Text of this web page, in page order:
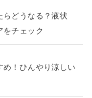
らどうなる？液状
をチェック
め！ひんやり涼しい